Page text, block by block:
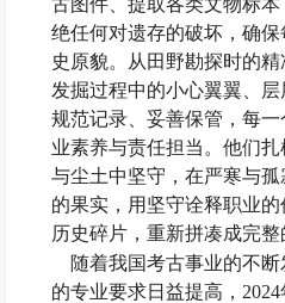
古图件、提取各类文物标
绝任何对遗存的破坏，确
史原貌。从田野勘探时的
发掘过程中的小心翼翼、
规范记录、妥善保管，每
业素养与责任担当。他们
与尘土中坚守，在严寒与
的果实，用坚守诠释职业
历史碎片，重新拼凑成完整
随着我国考古事业的不断
的专业要求日益提高，